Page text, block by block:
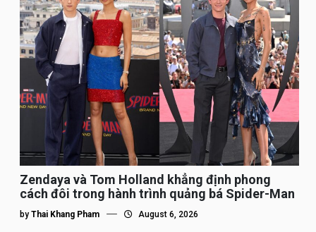
Zendaya và Tom Holland khẳng định phong
cách đôi trong hành trình quảng bá Spider-Man
by Thai Khang Pham August 6, 2026